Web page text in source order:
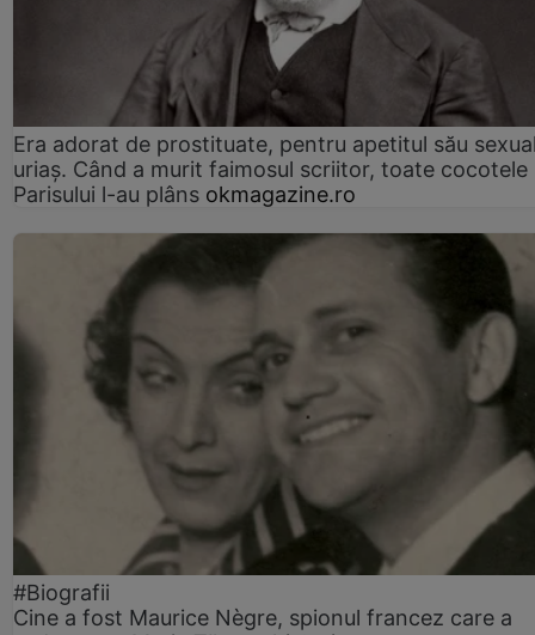
Era adorat de prostituate, pentru apetitul său
uriaș. Când a murit faimosul scriitor, toate cocotele
Parisului l-au plâns okmagazine.ro
#Biografii
Cine a fost Maurice Nègre, spionul francez care a